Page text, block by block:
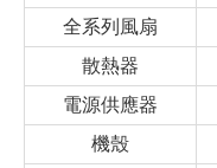
全系列風扇
散熱器
電源供應器
機殼